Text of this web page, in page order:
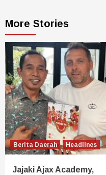
More Stories
Berita Daerah Headlines
Jajaki Ajax Academy,